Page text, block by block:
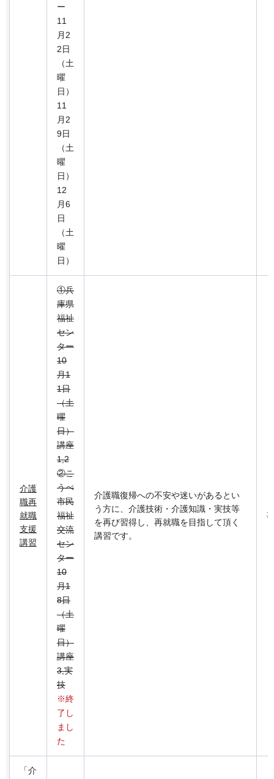
ー
11
月2
2日
（土
曜
日）
11
月2
9日
（土
曜
日）
12
月6
日
（土
曜
日）
介護
職再
就職
支援
講習
①兵
庫県
福祉
セン
ター
10
月1
1日
（土
曜
日）
講座
1,2
②こ
うべ
市民
福祉
交流
セン
ター
10
月1
8日
（土
曜
日）
講座
3,実
技
※終
了し
まし
た
介護職復帰への不安や迷いがあるとい
う方に、介護技術・介護知識・実技等
を再び習得し、再就職を目指して頂く
講習です。
「介